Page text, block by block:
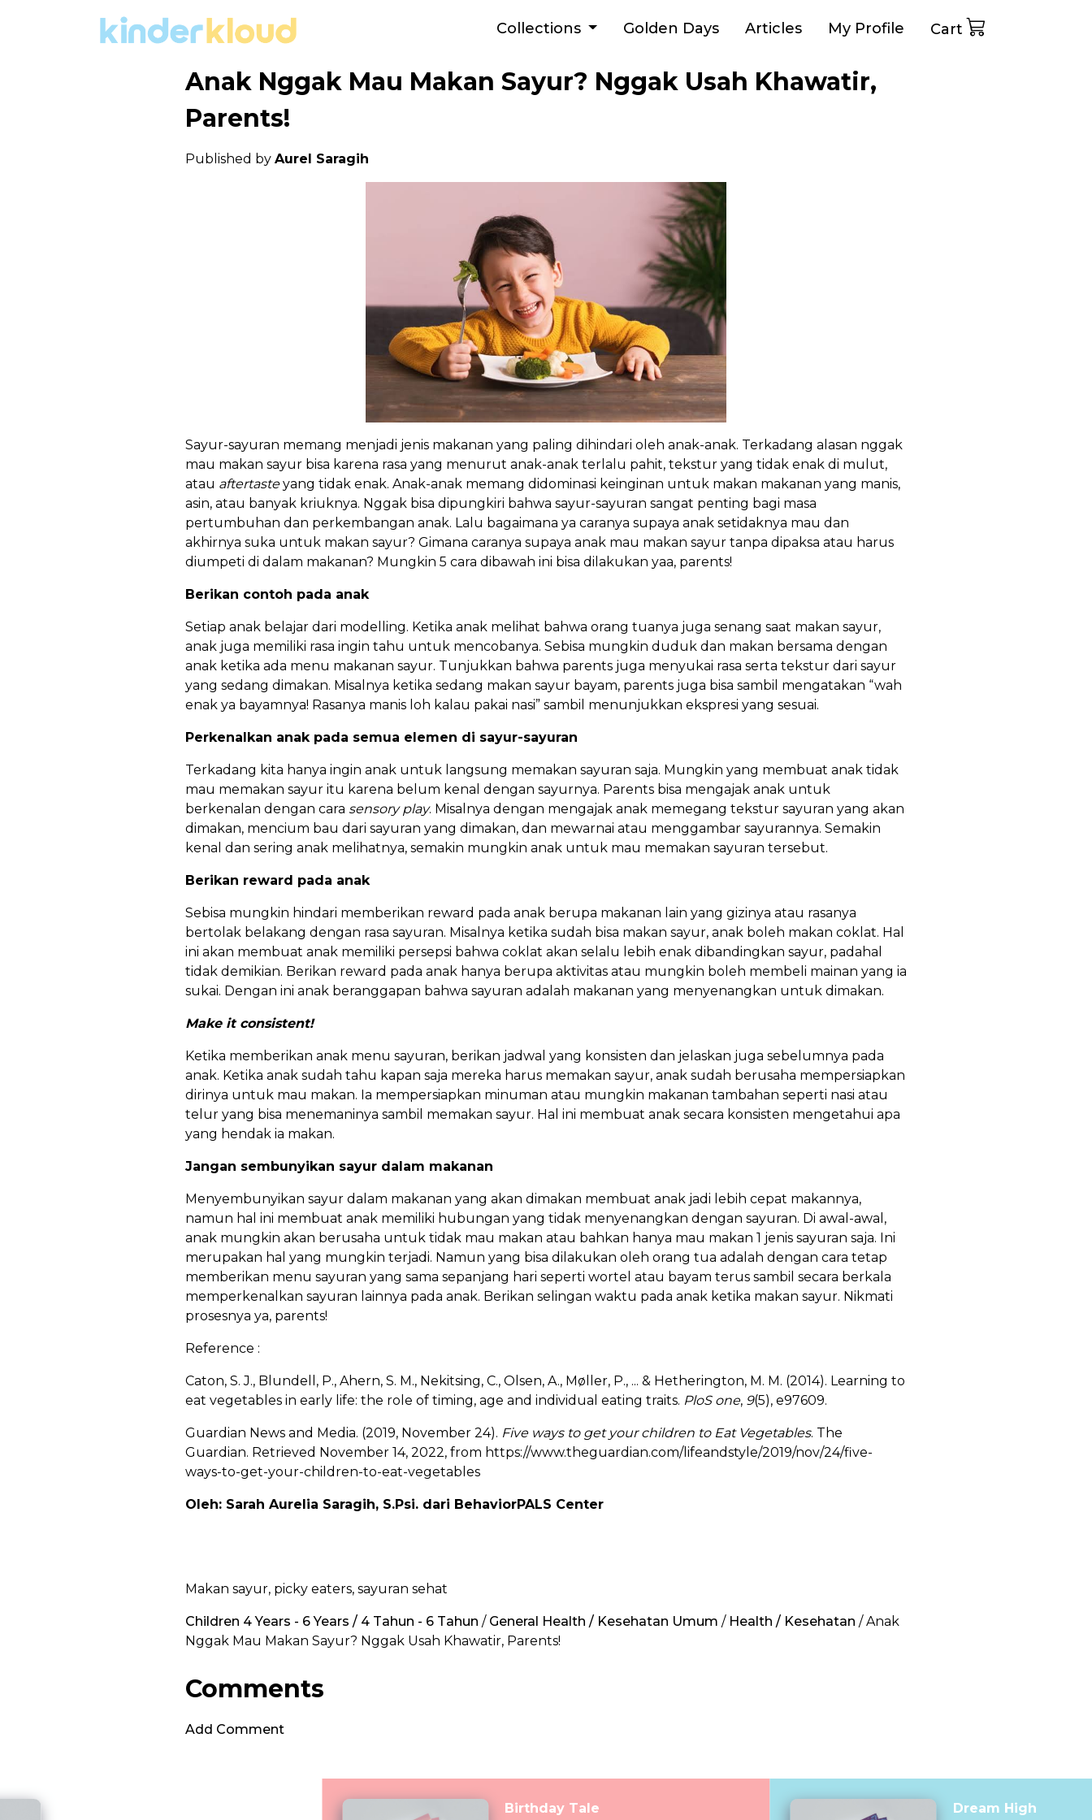
Collections Golden Days Articles My Profile Cart
Anak Nggak Mau Makan Sayur? Nggak Usah Khawatir,
Parents!
Published by Aurel Saragih
Sayur-sayuran memang menjadi jenis makanan yang paling dihindari oleh anak-anak. Terkadang alasan nggak
mau makan sayur bisa karena rasa yang menurut anak-anak terlalu pahit, tekstur yang tidak enak di mulut,
atau aftertasteyang tidak enak. Anak-anak memang didominasi keinginan untuk makan makanan yang manis,
asin, atau banyak kriuknya. Nggak bisa dipungkiri bahwa sayur-sayuran sangat penting bagi masa
pertumbuhan dan perkembangan anak. Lalu bagaimana ya caranya supaya anak setidaknya mau dan
akhirnya suka untuk makan sayur? Gimana caranya supaya anak mau makan sayur tanpa dipaksa atau harus
diumpeti di dalam makanan? Mungkin 5 cara dibawah ini bisa dilakukan yaa, parents!
Berikan contoh pada anak
Setiap anak belajar dari modelling. Ketika anak melihat bahwa orang tuanya juga senang saat makan sayur,
anak juga memiliki rasa ingin tahu untuk mencobanya. Sebisa mungkin duduk dan makan bersama dengan
anak ketika ada menu makanan sayur. Tunjukkan bahwa parents juga menyukai rasa serta tekstur dari sayur
yang sedang dimakan. Misalnya ketika sedang makan sayur bayam, parents juga bisa sambil mengatakan “wah
enak ya bayamnya! Rasanya manis loh kalau pakai nasi” sambil menunjukkan ekspresi yang sesuai.
Perkenalkan anak pada semua elemen di sayur-sayuran
Terkadang kita hanya ingin anak untuk langsung memakan sayuran saja. Mungkin yang membuat anak tidak
mau memakan sayur itu karena belum kenal dengan sayurnya. Parents bisa mengajak anak untuk
berkenalan dengan cara sensory play. Misalnya dengan mengajak anak memegang tekstur sayuran yang akan
dimakan, mencium bau dari sayuran yang dimakan, dan mewarnai atau menggambar sayurannya. Semakin
kenal dan sering anak melihatnya, semakin mungkin anak untuk mau memakan sayuran tersebut.
Berikan reward pada anak
Sebisa mungkin hindari memberikan reward pada anak berupa makanan lain yang gizinya atau rasanya
bertolak belakang dengan rasa sayuran. Misalnya ketika sudah bisa makan sayur, anak boleh makan coklat. Hal
ini akan membuat anak memiliki persepsi bahwa coklat akan selalu lebih enak dibandingkan sayur, padahal
tidak demikian. Berikan reward pada anak hanya berupa aktivitas atau mungkin boleh membeli mainan yang ia
sukai. Dengan ini anak beranggapan bahwa sayuran adalah makanan yang menyenangkan untuk dimakan.
Make it consistent!
Ketika memberikan anak menu sayuran, berikan jadwal yang konsisten dan jelaskan juga sebelumnya pada
anak. Ketika anak sudah tahu kapan saja mereka harus memakan sayur, anak sudah berusaha mempersiapkan
dirinya untuk mau makan. Ia mempersiapkan minuman atau mungkin makanan tambahan seperti nasi atau
telur yang bisa menemaninya sambil memakan sayur. Hal ini membuat anak secara konsisten mengetahui apa
yang hendak ia makan.
Jangan sembunyikan sayur dalam makanan
Menyembunyikan sayur dalam makanan yang akan dimakan membuat anak jadi lebih cepat makannya,
namun hal ini membuat anak memiliki hubungan yang tidak menyenangkan dengan sayuran. Di awal-awal,
anak mungkin akan berusaha untuk tidak mau makan atau bahkan hanya mau makan 1 jenis sayuran saja. Ini
merupakan hal yang mungkin terjadi. Namun yang bisa dilakukan oleh orang tua adalah dengan cara tetap
memberikan menu sayuran yang sama sepanjang hari seperti wortel atau bayam terus sambil secara berkala
memperkenalkan sayuran lainnya pada anak. Berikan selingan waktu pada anak ketika makan sayur. Nikmati
prosesnya ya, parents!
Reference :
Caton, S. J., Blundell, P., Ahern, S. M., Nekitsing, C., Olsen, A., Møller, P., ... & Hetherington, M. M. (2014). Learning to
eat vegetables in early life: the role of timing, age and individual eating traits. PloS one, 9(5), e97609.
Guardian News and Media. (2019, November 24). Five ways to get your children to Eat Vegetables. The
Guardian. Retrieved November 14, 2022, from https://www.theguardian.com/lifeandstyle/2019/nov/24/five-
ways-to-get-your-children-to-eat-vegetables
Oleh: Sarah Aurelia Saragih, S.Psi. dari BehaviorPALS Center
Makan sayur, picky eaters, sayuran sehat
Children 4 Years - 6 Years / 4 Tahun - 6 Tahun / General Health / Kesehatan Umum / Health / Kesehatan / Anak
Nggak Mau Makan Sayur? Nggak Usah Khawatir, Parents!
Comments
Add Comment
Birthday Tale Dream High